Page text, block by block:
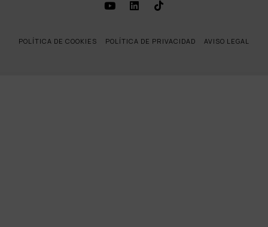
POLÍTICA DE COOKIES POLÍTICA DE PRIVACIDAD AVISO LEGAL